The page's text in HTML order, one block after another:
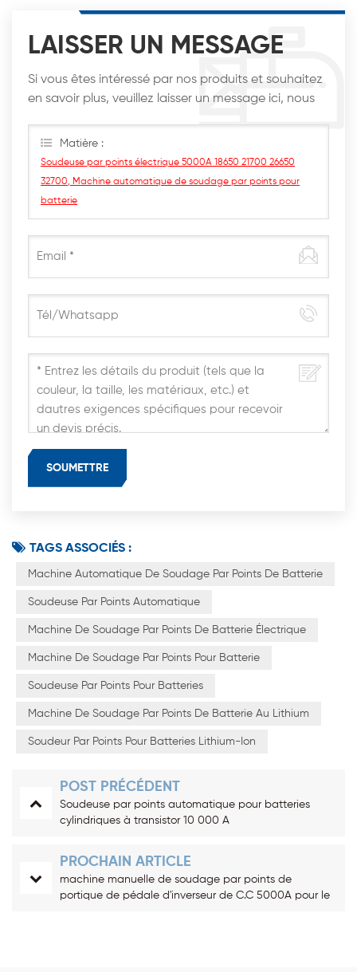
LAISSER UN MESSAGE
Si vous êtes intéressé par nos produits et souhaitez
en savoir plus, veuillez laisser un message ici, nous
Matière :
Soudeuse par points électrique 5000A 18650 21700 26650
32700, Machine automatique de soudage par points pour
batterie
TAGS ASSOCIÉS :
Machine Automatique De Soudage Par Points De Batterie
Soudeuse Par Points Automatique
Machine De Soudage Par Points De Batterie Électrique
Machine De Soudage Par Points Pour Batterie
Soudeuse Par Points Pour Batteries
Machine De Soudage Par Points De Batterie Au Lithium
Soudeur Par Points Pour Batteries Lithium-Ion
POST PRÉCÉDENT
Soudeuse par points automatique pour batteries
cylindriques à transistor 10 000 A
PROCHAIN ARTICLE
machine manuelle de soudage par points de
portique de pédale d'inverseur de C.C 5000A pour le